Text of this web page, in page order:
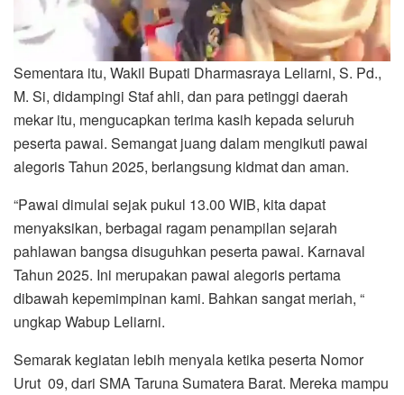
Sementara itu, Wakil Bupati Dharmasraya Leliarni, S. Pd.,
M. Si, didampingi Staf ahli, dan para petinggi daerah
mekar itu, mengucapkan terima kasih kepada seluruh
peserta pawai. Semangat juang dalam mengikuti pawai
alegoris Tahun 2025, berlangsung kidmat dan aman.
“Pawai dimulai sejak pukul 13.00 WIB, kita dapat
menyaksikan, berbagai ragam penampilan sejarah
pahlawan bangsa disuguhkan peserta pawai. Karnaval
Tahun 2025. Ini merupakan pawai alegoris pertama
dibawah kepemimpinan kami. Bahkan sangat meriah, “
ungkap Wabup Leliarni.
Semarak kegiatan lebih menyala ketika peserta Nomor
Urut 09, dari SMA Taruna Sumatera Barat. Mereka mampu